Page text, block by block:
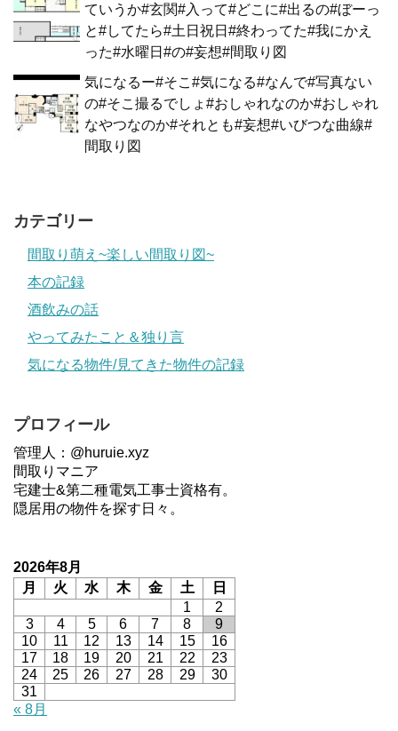
ていうか#玄関#入って#どこに#出るの#ぼーっ
と#してたら#土日祝日#終わってた#我にかえ
った#水曜日#の#妄想#間取り図
気になるー#そこ#気になる#なんで#写真ない
の#そこ撮るでしょ#おしゃれなのか#おしゃれ
なやつなのか#それとも#妄想#いびつな曲線#
間取り図
カテゴリー
間取り萌え~楽しい間取り図~
本の記録
酒飲みの話
やってみたこと＆独り言
気になる物件/見てきた物件の記録
プロフィール
管理人：@huruie.xyz
間取りマニア
宅建士&第二種電気工事士資格有。
隠居用の物件を探す日々。
2026年8月
月
火 水 木 金 土
日
1
2
3
4 5 6 7 8
9
10
11 12 13 14 15
16
17
18 19 20 21 22
23
24
25 26 27 28 29
30
31
« 8月